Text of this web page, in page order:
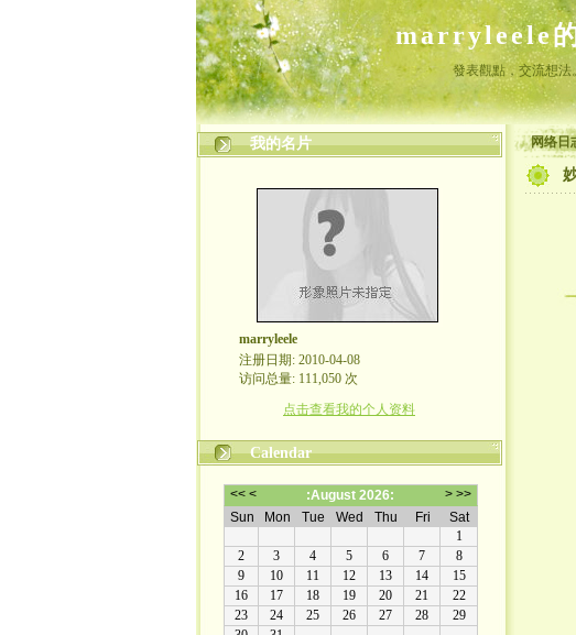
marryleele
發表觀點，交流想法
我的名片
marryleele
注册日期: 2010-04-08
访问总量: 111,050 次
点击查看我的个人资料
Calendar
网络日